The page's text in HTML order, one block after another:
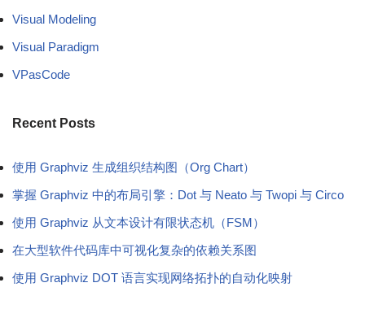
Visual Modeling
Visual Paradigm
VPasCode
Recent Posts
使用 Graphviz 生成组织结构图（Org Chart）
掌握 Graphviz 中的布局引擎：Dot 与 Neato 与 Twopi 与 Circo
使用 Graphviz 从文本设计有限状态机（FSM）
在大型软件代码库中可视化复杂的依赖关系图
使用 Graphviz DOT 语言实现网络拓扑的自动化映射